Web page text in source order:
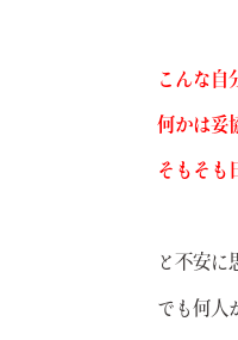
こんな自
何かは妥
そもそも
と不安に
でも何人